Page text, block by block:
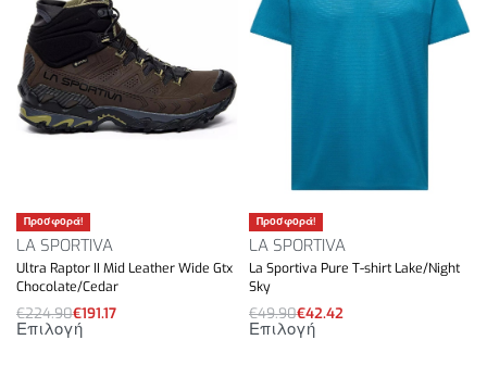
Προσφορά!
LA SPORTIVA
Ultra Raptor II Mid Leather Wide Gtx
Chocolate/Cedar
€224.90€191.17
Επιλογή
Προσφορά!
LA SPORTIVA
La Sportiva Pure T-shirt Lake/Night
Sky
€49.90€42.42
Επιλογή